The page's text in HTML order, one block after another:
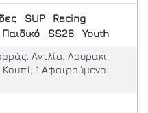
SUP
Racing
Παιδικό SS26 Youth
Αντλία, Λουράκι
1 Αφαιρούμενο